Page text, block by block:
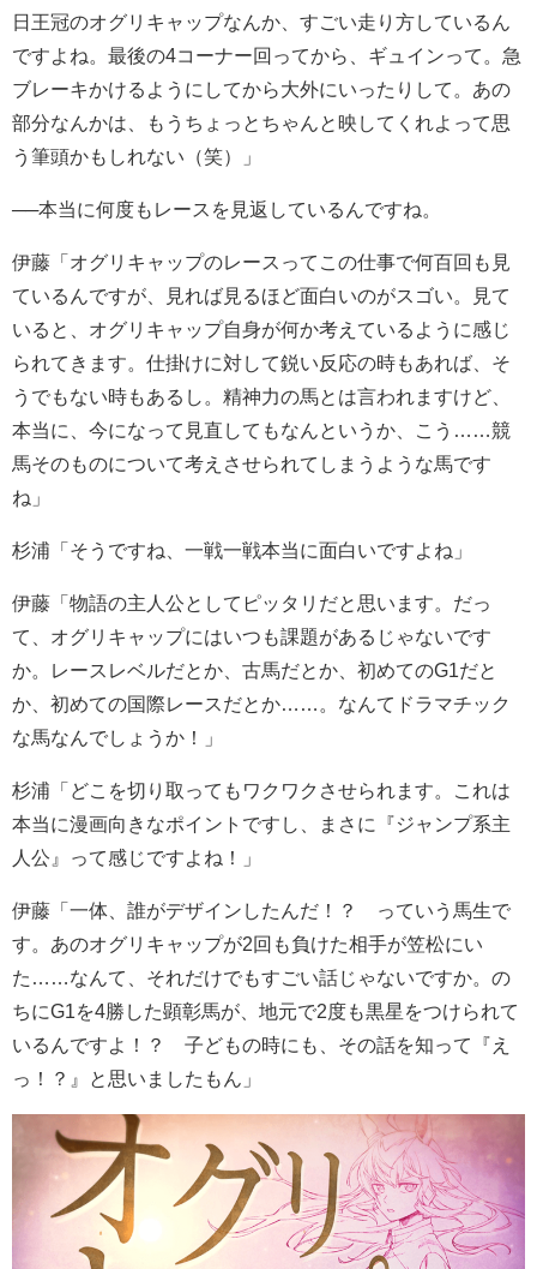
日王冠のオグリキャップなんか、すごい走り方しているん
ですよね。最後の4コーナー回ってから、ギュインって。急
ブレーキかけるようにしてから大外にいったりして。あの
部分なんかは、もうちょっとちゃんと映してくれよって思
う筆頭かもしれない（笑）」
──本当に何度もレースを見返しているんですね。
伊藤「オグリキャップのレースってこの仕事で何百回も見
ているんですが、見れば見るほど面白いのがスゴい。見て
いると、オグリキャップ自身が何か考えているように感じ
られてきます。仕掛けに対して鋭い反応の時もあれば、そ
うでもない時もあるし。精神力の馬とは言われますけど、
本当に、今になって見直してもなんというか、こう……競
馬そのものについて考えさせられてしまうような馬です
ね」
杉浦「そうですね、一戦一戦本当に面白いですよね」
伊藤「物語の主人公としてピッタリだと思います。だっ
て、オグリキャップにはいつも課題があるじゃないです
か。レースレベルだとか、古馬だとか、初めてのG1だと
か、初めての国際レースだとか……。なんてドラマチック
な馬なんでしょうか！」
杉浦「どこを切り取ってもワクワクさせられます。これは
本当に漫画向きなポイントですし、まさに『ジャンプ系主
人公』って感じですよね！」
伊藤「一体、誰がデザインしたんだ！？ っていう馬生で
す。あのオグリキャップが2回も負けた相手が笠松にい
た……なんて、それだけでもすごい話じゃないですか。の
ちにG1を4勝した顕彰馬が、地元で2度も黒星をつけられて
いるんですよ！？ 子どもの時にも、その話を知って『え
っ！？』と思いましたもん」